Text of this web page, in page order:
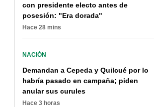
con presidente electo antes de
posesión: "Era dorada"
Hace 28 mins
NACIÓN
Demandan a Cepeda y Quilcué por lo
habría pasado en campaña; piden
anular sus curules
Hace 3 horas